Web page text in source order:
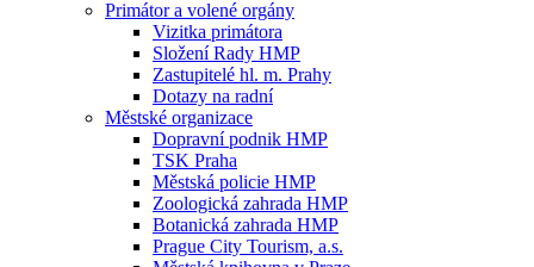
Primátor a volené orgány
Vizitka primátora
Složení Rady HMP
Zastupitelé hl. m. Prahy
Dotazy na radní
Městské organizace
Dopravní podnik HMP
TSK Praha
Městská policie HMP
Zoologická zahrada HMP
Botanická zahrada HMP
Prague City Tourism, a.s.